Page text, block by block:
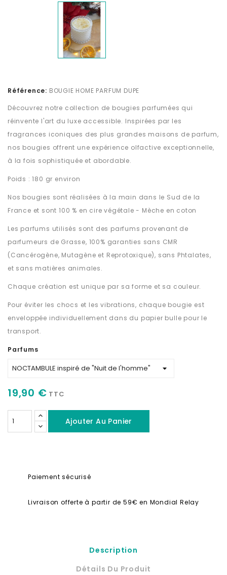
Référence: BOUGIE HOME PARFUM DUPE
Découvrez notre collection de bougies parfumées qui
réinvente l'art du luxe accessible. Inspirées par les
fragrances iconiques des plus grandes maisons de parfum,
nos bougies offrent une expérience olfactive exceptionnelle,
à la fois sophistiquée et abordable.
Poids : 180 gr environ
Nos bougies sont réalisées à la main dans le Sud de la
France et sont 100 % en cire végétale - Mèche en coton
Les parfums utilisés sont des parfums provenant de
parfumeurs de Grasse, 100% garanties sans CMR
(Cancérogène, Mutagène et Reprotoxique), sans Phtalates,
et sans matières animales.
Chaque création est unique par sa forme et sa couleur.
Pour éviter les chocs et les vibrations, chaque bougie est
enveloppée individuellement dans du papier bulle pour le
transport.
Parfums
19,90 € TTC
Ajouter Au Panier
Paiement sécurisé
Livraison offerte à partir de 59€ en Mondial Relay
Description
Détails Du Produit